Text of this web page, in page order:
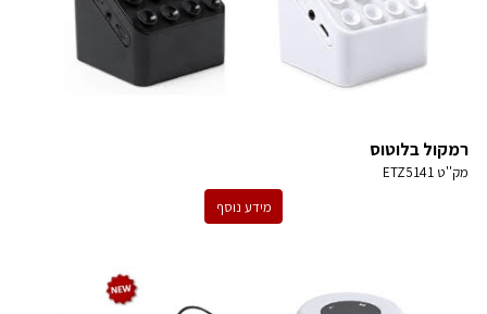
רמקול בלוטוס
מק''טETZ5141
מידע נוסף